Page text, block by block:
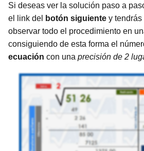
Si deseas ver la solución paso a
el link del
botón siguiente y
observar todo el procedimiento en
consiguiendo de esta forma el
ecuación con una precisión de 2